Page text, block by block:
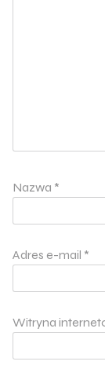
Nazwa *
Adres e-mail *
Witryna